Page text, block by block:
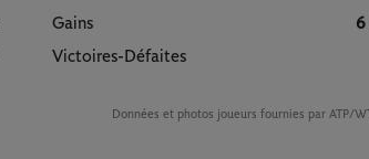
Gains
6
Victoires-Défaites
Données et photos joueurs fournies par ATP/